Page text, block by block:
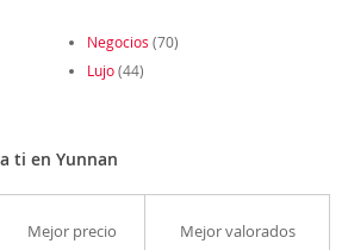
Negocios (70)
Lujo(44)
ti en Yunnan
Mejor precio Mejor valorados